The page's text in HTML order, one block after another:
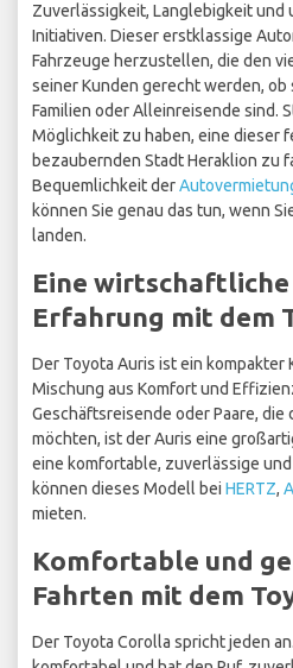
Zuverlässigkeit, Langlebigkeit
Initiativen. Dieser erstklassige
Fahrzeuge herzustellen, die den
seiner Kunden gerecht werden, ob
Familien oder Alleinreisende sind.
Möglichkeit zu haben, eine dieser
bezaubernden Stadt Heraklion zu
Bequemlichkeit der
können Sie genau das tun, wenn
landen.
Eine
Erfahrung mit dem
Der Toyota Auris ist ein kompakter
Mischung aus Komfort und
Geschäftsreisende oder Paare, die
möchten, ist der Auris eine
eine komfortable, zuverlässige und
können dieses Modell bei HERTZ,
mieten.
Komfortable und
Fahrten mit dem
Der Toyota Corolla spricht jeden